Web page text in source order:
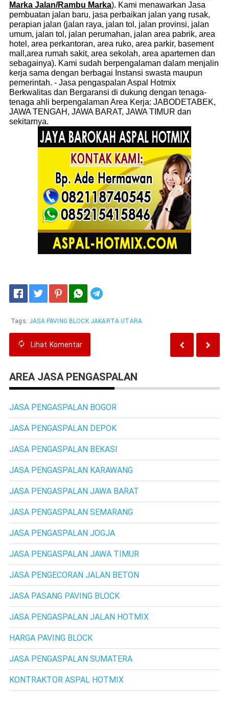
Marka Jalan/Rambu Marka). Kami menawarkan Jasa
pembuatan jalan baru, jasa perbaikan jalan yang rusak,
perapian jalan (jalan raya, jalan tol, jalan provinsi, jalan
umum, jalan tol, jalan perumahan, jalan area pabrik, area
hotel, area perkantoran, area ruko, area parkir, basement
mall,area rumah sakit, area sekolah, area apartemen dan
sebagainya). Kami sudah berpengalaman dalam menjalin
kerja sama dengan berbagai Instansi swasta maupun
pemerintah. - Jasa pengaspalan Aspal Hotmix
Berkwalitas dan Bergaransi di dukung dengan tenaga-
tenaga ahli berpengalaman Area Kerja: JABODETABEK,
JAWA TENGAH, JAWA BARAT, JAWA TIMUR dan
sekitarnya.
Tags: JASA PAVING BLOCK JAKARTA UTARA
Lihat Komentar
AREA JASA PENGASPALAN
JASA PENGASPALAN BOGOR
JASA PENGASPALAN DEPOK
JASA PENGASPALAN BEKASI
JASA PENGASPALAN KARAWANG
JASA PENGASPALAN JAWA BARAT
JASA PENGASPALAN SEMARANG
JASA PENGASPALAN JOGJA
JASA PENGASPALAN JAWA TIMUR
JASA PENGECORAN JALAN BETON
JASA PASANG PAVING BLOCK
JASA PENGASPALAN JALAN HOTMIX
HARGA PAVING BLOCK
JASA PENGASPALAN SUMATERA
KONTRAKTOR ASPAL HOTMIX